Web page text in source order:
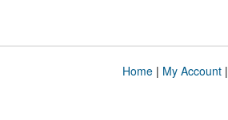
Home| My Account|